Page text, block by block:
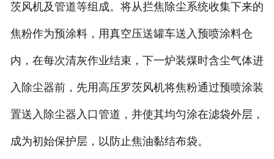
茨风机及管道等组成。将从拦焦除尘系统收集下来的
焦粉作为预涂料，用真空压送罐车送入预喷涂料仓
内，在每次清灰作业结束，下一炉装煤时含尘气体进
入除尘器前，先用高压罗茨风机将焦粉通过预喷涂装
置送入除尘器入口管道，并使其均匀涂在滤袋外层，
成为初始保护层，以防止焦油黏结布袋。